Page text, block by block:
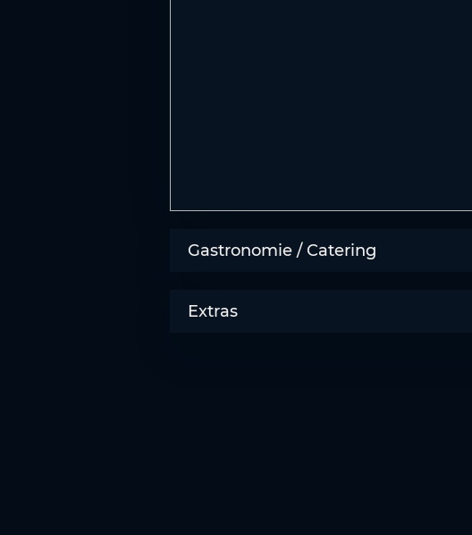
Gastronomie / Catering
Extras